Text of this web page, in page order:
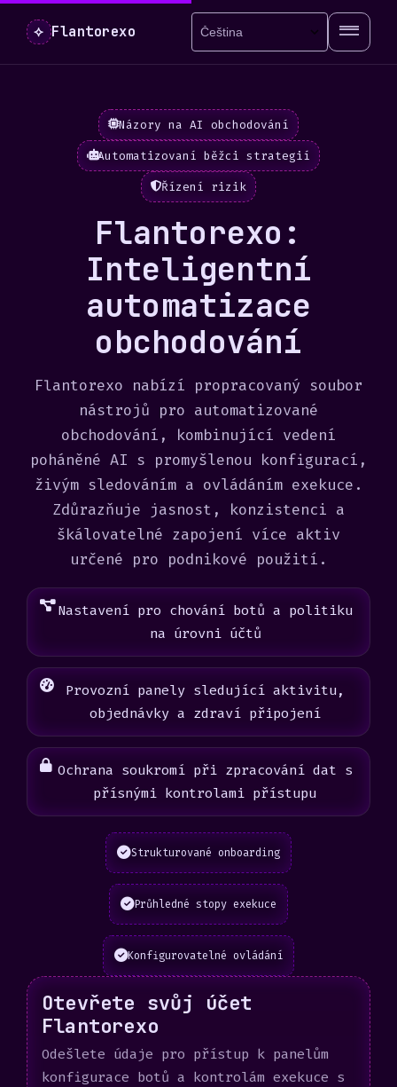
⟡ Flantorexo
Názory na AI obchodování
Automatizovaní běžci strategií
Řízení rizik
Flantorexo:
Inteligentní
automatizace
obchodování
Flantorexo nabízí propracovaný soubor
nástrojů pro automatizované
obchodování, kombinující vedení
poháněné AI s promyšlenou konfigurací,
živým sledováním a ovládáním exekuce.
Zdůrazňuje jasnost, konzistenci a
škálovatelné zapojení více aktiv
určené pro podnikové použití.
Nastavení pro chování botů a politiku
na úrovni účtů
Provozní panely sledující aktivitu,
objednávky a zdraví připojení
Ochrana soukromí při zpracování dat s
přísnými kontrolami přístupu
Strukturované onboarding
Průhledné stopy exekuce
Konfigurovatelné ovládání
Otevřete svůj účet
Flantorexo
Odešlete údaje pro přístup k panelům
konfigurace botů a kontrolám exekuce s